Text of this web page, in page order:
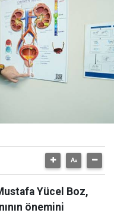
Yücel Boz,
önemini